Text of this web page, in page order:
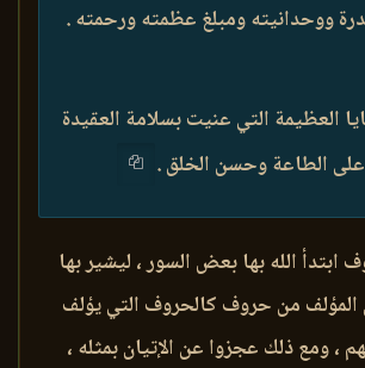
ووحدانيته ومبلغ عظمته ورحمته .
العظيمة التي عنيت بسلامة العقيدة
الطاعة وحسن الخلق .
ابتدأ الله بها بعض السور ، ليشير بها
المؤلف من حروف كالحروف التي يؤلف
، ومع ذلك عجزوا عن الإتيان بمثله ،